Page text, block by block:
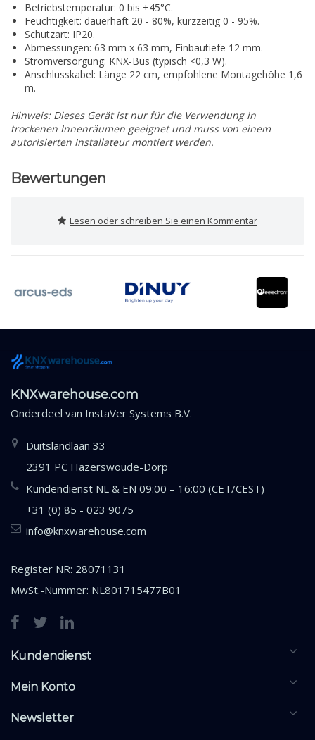
Betriebstemperatur: 0 bis +45°C.
Feuchtigkeit: dauerhaft 20 - 80%, kurzzeitig 0 - 95%.
Schutzart: IP20.
Abmessungen: 63 mm x 63 mm, Einbautiefe 12 mm.
Stromversorgung: KNX-Bus (typisch <0,3 W).
Anschlusskabel: Länge 22 cm, empfohlene Montagehöhe 1,6
m.
Hinweis: Dieses Gerät ist nur für die Verwendung in
trockenen Innenräumen geeignet und muss von einem
autorisierten Installateur montiert werden.
Bewertungen
Lesen oder schreiben Sie einen Kommentar
KNXwarehouse.com
Onderdeel van InstaVer Systems B.V.
Duitslandlaan 33
2391 PC Hazerswoude-Dorp
Kundendienst NL & EN 09:00 – 16:00 (CET/CEST)
+31 (0) 85 - 023 9075
info@knxwarehouse.com
Register NR: 28071131
MwSt.-Nummer: NL801715477B01
Kundendienst
Mein Konto
Newsletter